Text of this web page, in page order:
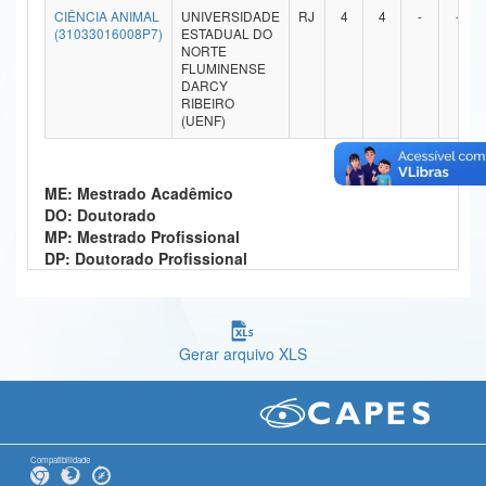
Ministério da Ciência, Tecnologia, Inovações e Comunicações
Controladoria-Geral da União
Ministério da Mulher, da Família e dos Direitos Humanos
Banco Central do Brasil
CIÊNCIA ANIMAL
(31033016008P7)
UNIVERSIDADE
ESTADUAL DO
NORTE
FLUMINENSE
DARCY
RIBEIRO
(UENF)
RJ 4 4 - -
ME: Mestrado Acadêmico
DO: Doutorado
MP: Mestrado Profissional
DP: Doutorado Profissional
Gerar arquivo XLS
Compatibilidade